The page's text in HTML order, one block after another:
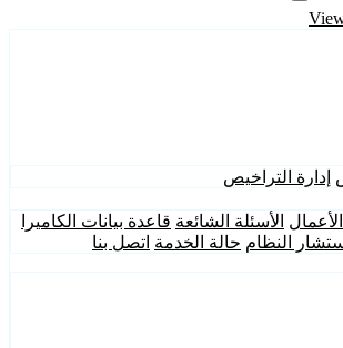
إدارة التراخيص
الأعمال الأسئلة الشائعة قاعدة بيانات الكاميرا
النظام حالة الخدمة اتصل بنا